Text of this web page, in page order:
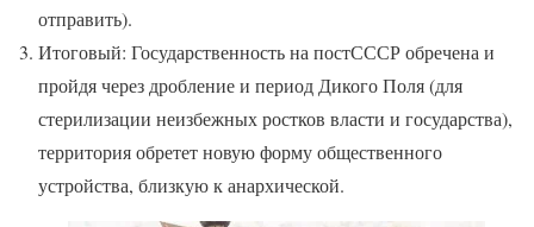
отправить).
Итоговый: Государственность на постСССР обречена и
пройдя через дробление и период Дикого Поля (для
стерилизации неизбежных ростков власти и государства),
территория обретет новую форму общественного
устройства, близкую к анархической.